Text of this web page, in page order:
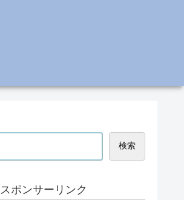
検索
スポンサーリンク